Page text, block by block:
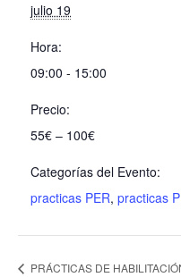
julio 19
Hora:
09:00 - 15:00
Precio:
55€ – 100€
Categorías del Evento:
practicas PER, practicas
PRÁCTICAS DE